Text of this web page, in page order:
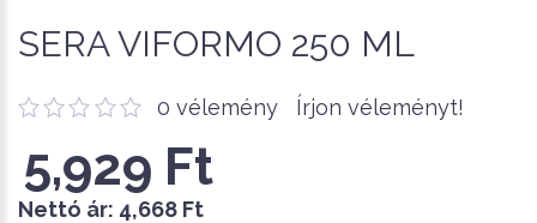
SERA VIFORMO 250 ML
0 vélemény Írjon véleményt!
5,929 Ft
Nettó ár: 4,668 Ft